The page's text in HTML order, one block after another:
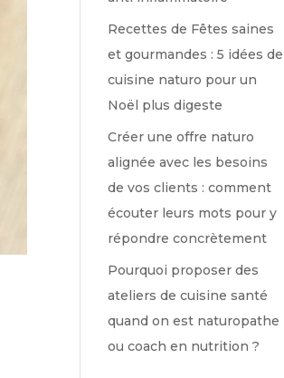
Recettes de Fêtes saines
et gourmandes : 5 idées de
cuisine naturo pour un
Noël plus digeste
Créer une offre naturo
alignée avec les besoins
de vos clients : comment
écouter leurs mots pour y
répondre concrètement
Pourquoi proposer des
ateliers de cuisine santé
quand on est naturopathe
ou coach en nutrition ?